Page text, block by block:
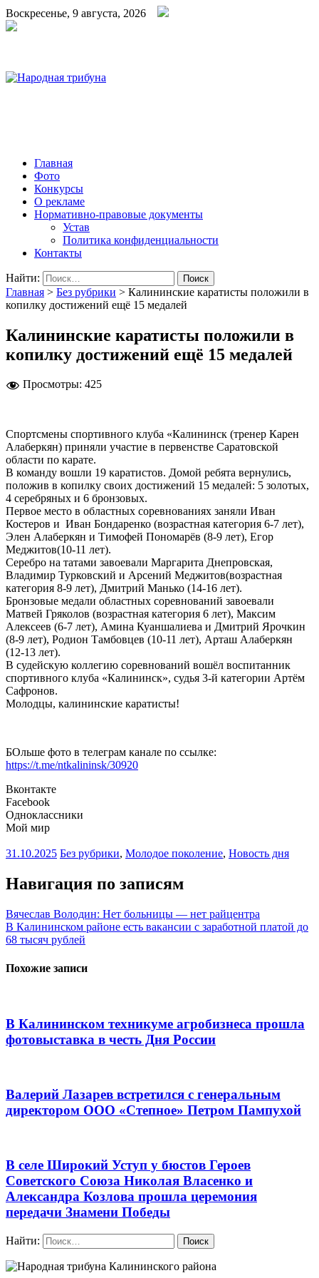
Воскресенье, 9 августа, 2026
Главная
Фото
Конкурсы
О рекламе
Нормативно-правовые документы
Устав
Политика конфиденциальности
Контакты
Найти:
Главная > Без рубрики > Калининские каратисты положили в
копилку достижений ещё 15 медалей
Калининские каратисты положили в
копилку достижений ещё 15 медалей
Просмотры: 425
Спортсмены спортивного клуба «Калининск (тренер Карен
Алаберкян) приняли участие в первенстве Саратовской
области по карате.
В команду вошли 19 каратистов. Домой ребята вернулись,
положив в копилку своих достижений 15 медалей: 5 золотых,
4 серебряных и 6 бронзовых.
Первое место в областных соревнованиях заняли Иван
Костеров и Иван Бондаренко (возрастная категория 6-7 лет),
Элен Алаберкян и Тимофей Пономарёв (8-9 лет), Егор
Меджитов(10-11 лет).
Серебро на татами завоевали Маргарита Днепровская,
Владимир Турковский и Арсений Меджитов(возрастная
категория 8-9 лет), Дмитрий Манько (14-16 лет).
Бронзовые медали областных соревнований завоевали
Матвей Гряколов (возрастная категория 6 лет), Максим
Алексеев (6-7 лет), Амина Куаншалиева и Дмитрий Ярочкин
(8-9 лет), Родион Тамбовцев (10-11 лет), Арташ Алаберкян
(12-13 лет).
В судейскую коллегию соревнований вошёл воспитанник
спортивного клуба «Калининск», судья 3-й категории Артём
Сафронов.
Молодцы, калининские каратисты!
БОльше фото в телеграм канале по ссылке:
https://t.me/ntkalininsk/30920
Вконтакте
Facebook
Одноклассники
Мой мир
31.10.2025 Без рубрики, Молодое поколение, Новость дня
Навигация по записям
Вячеслав Володин: Нет больницы — нет райцентра
В Калининском районе есть вакансии с заработной платой до
68 тысяч рублей
Похожие записи
В Калининском техникуме агробизнеса прошла
фотовыставка в честь Дня России
Валерий Лазарев встретился с генеральным
директором ООО «Степное» Петром Пампухой
В селе Широкий Уступ у бюстов Героев
Советского Союза Николая Власенко и
Александра Козлова прошла церемония
передачи Знамени Победы
Найти: